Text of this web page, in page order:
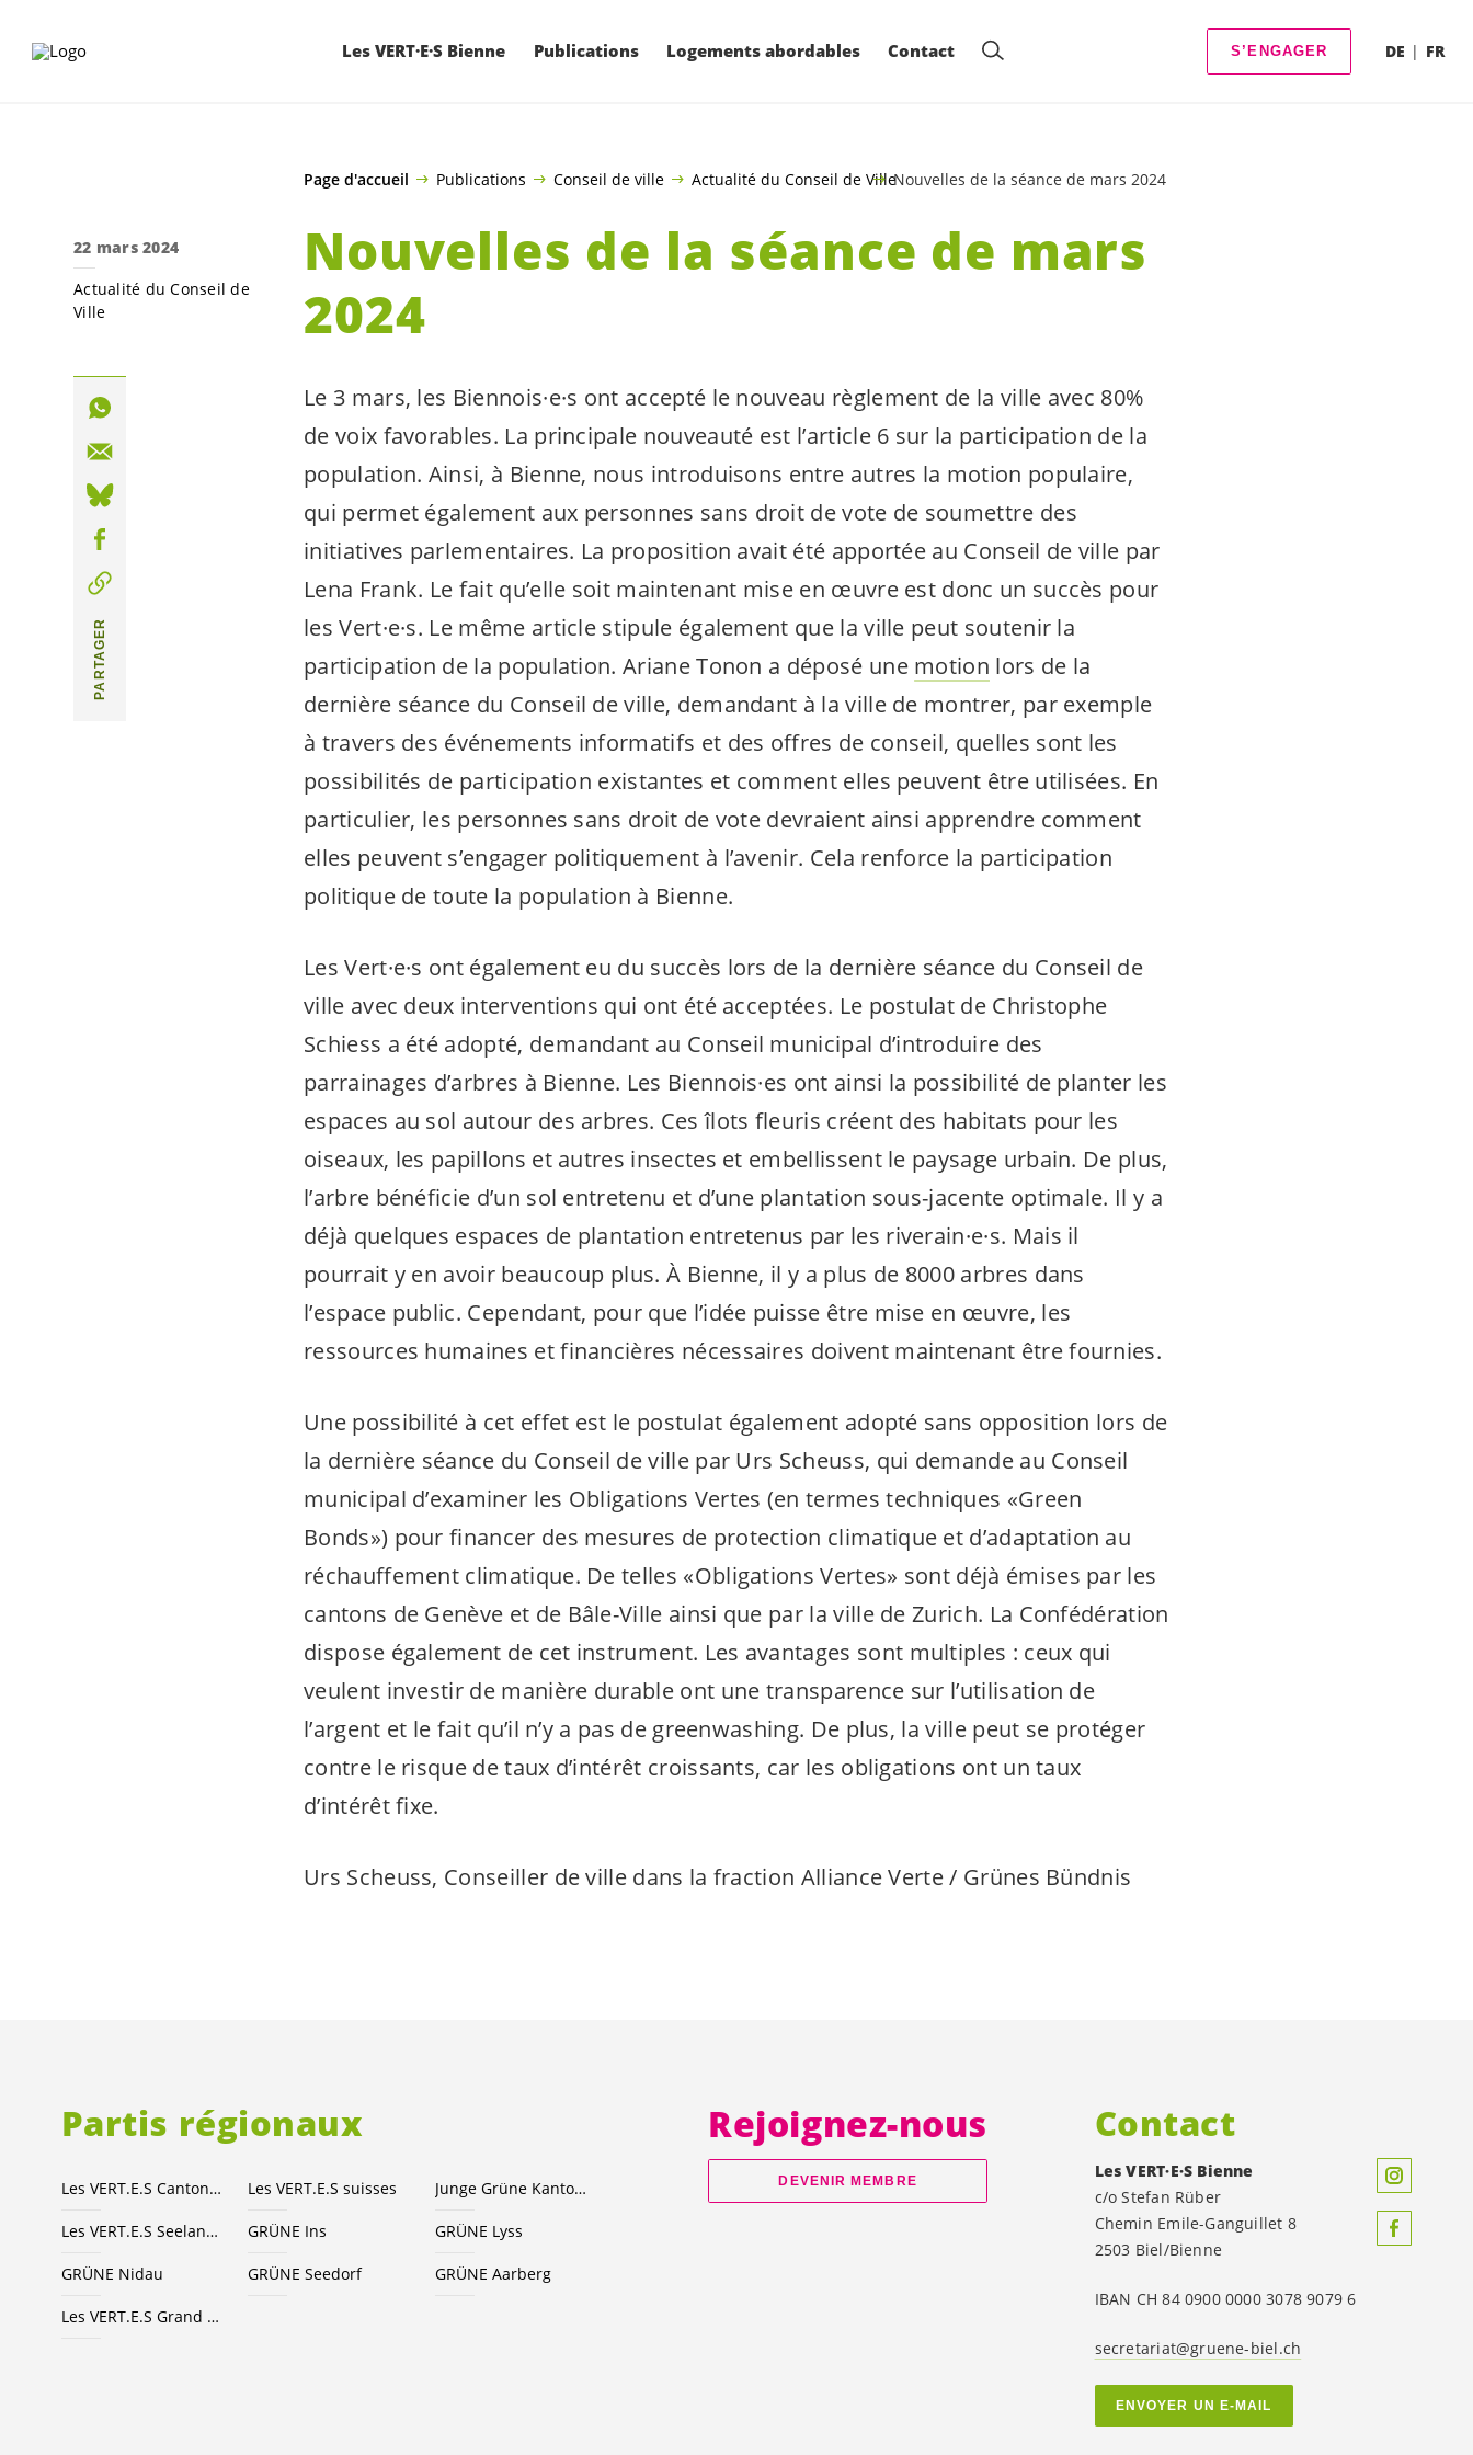
Les VERT·E·S Bienne Publications Logements abordables Contact S’ENGAGER DE FR
Page d'accueil Publications Conseil de ville Actualité du Conseil de VilleNouvelles de la séance de mars 2024
Nouvelles de la séance de mars
2024
Le 3 mars, les Biennois·e·s ont accepté le nouveau règlement de la ville avec 80%
de voix favorables. La principale nouveauté est l’article 6 sur la participation de la
population. Ainsi, à Bienne, nous introduisons entre autres la motion populaire,
qui permet également aux personnes sans droit de vote de soumettre des
initiatives parlementaires. La proposition avait été apportée au Conseil de ville par
Lena Frank. Le fait qu’elle soit maintenant mise en œuvre est donc un succès pour
lesVert·e·s. Le même article stipule également que la ville peut soutenir la
participation de la population. Ariane Tonon a déposé une motion lors de la
dernière séance du Conseil de ville, demandant à la ville de montrer, par exemple
à travers des événements informatifs et des offres de conseil, quelles sont les
possibilités de participation existantes et comment elles peuvent être utilisées. En
particulier, les personnes sans droit de vote devraient ainsi apprendre comment
elles peuvent s’engager politiquement à l’avenir. Cela renforce la participation
politique de toute la population à Bienne.
LesVert·e·s ont également eu du succès lors de la dernière séance du Conseil de
ville avec deux interventions qui ont été acceptées. Le postulat de Christophe
Schiess a été adopté, demandant au Conseil municipal d’introduire des
parrainages d’arbres à Bienne. Les Biennois·es ont ainsi la possibilité de planter les
espaces au sol autour des arbres. Ces îlots fleuris créent des habitats pour les
oiseaux, les papillons et autres insectes et embellissent le paysage urbain. De plus,
l’arbre bénéficie d’un sol entretenu et d’une plantation sous-jacente optimale. Il y a
déjà quelques espaces de plantation entretenus par les riverain·e·s. Mais il
pourrait y en avoir beaucoup plus. À Bienne, il y a plus de 8000 arbres dans
l’espace public. Cependant, pour que l’idée puisse être mise en œuvre, les
ressources humaines et financières nécessaires doivent maintenant être fournies.
Une possibilité à cet effet est le postulat également adopté sans opposition lors de
la dernière séance du Conseil de ville par Urs Scheuss, qui demande au Conseil
municipal d’examiner les Obligations Vertes (en termes techniques «Green
Bonds») pour financer des mesures de protection climatique et d’adaptation au
réchauffement climatique. De telles «Obligations Vertes» sont déjà émises par les
cantons de Genève et de Bâle-Ville ainsi que par la ville de Zurich. La Confédération
dispose également de cet instrument. Les avantages sont multiples : ceux qui
veulent investir de manière durable ont une transparence sur l’utilisation de
l’argent et le fait qu’il n’y a pas de greenwashing. De plus, la ville peut se protéger
contre le risque de taux d’intérêt croissants, car les obligations ont un taux
d’intérêt fixe.
Urs Scheuss, Conseiller de ville dans la fraction Alliance Verte / Grünes Bündnis
22 mars 2024
Actualité du Conseil de
Ville
PARTAGER
Partis régionaux
Les VERT.E.S Canton de Berne LesVERT.E.S suisses Junge Grüne Kanton Bern
Les VERT.E.S Seeland-Bienne GRÜNE Ins GRÜNE Lyss
GRÜNE Nidau GRÜNE Seedorf GRÜNE Aarberg
Les VERT.E.S Grand Chasseral
Rejoignez-nous
DEVENIR MEMBRE
Contact
LesVERT·E·S Bienne
c/o Stefan Rüber
Chemin Emile-Ganguillet 8
2503 Biel/Bienne
IBAN CH 84 0900 0000 3078 9079 6
secretariat@gruene-biel.ch
ENVOYER UN E-MAIL